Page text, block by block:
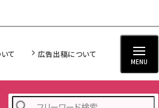
て 広告出稿について
MENU